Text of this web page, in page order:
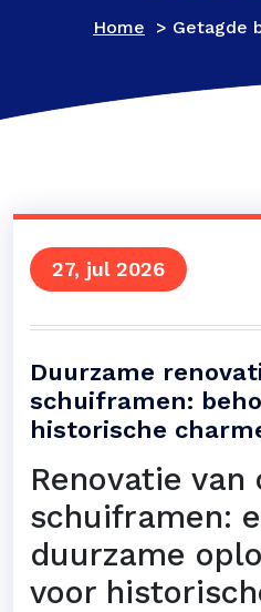
Home > Getagde
27, jul 2026
Duurzame
schuiframen:
historische
Renovatie van
schuiframen:
duurzame
voor